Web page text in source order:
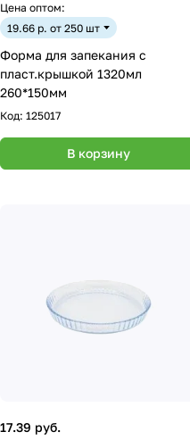
Цена оптом:
19.66 р. от 250 шт
Форма для запекания с
пласт.крышкой 1320мл
260*150мм
Код: 125017
В корзину
17.39 руб.